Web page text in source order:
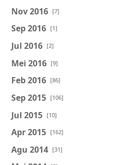
Nov 2016 [7]
Sep 2016 [1]
Jul 2016 [2]
Mei 2016 [9]
Feb 2016 [86]
Sep 2015 [106]
Jul 2015 [10]
Apr 2015 [162]
Agu 2014 [31]